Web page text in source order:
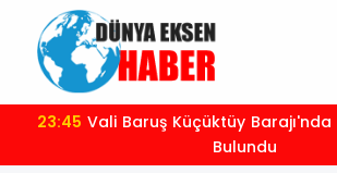
23:45
Bulundu